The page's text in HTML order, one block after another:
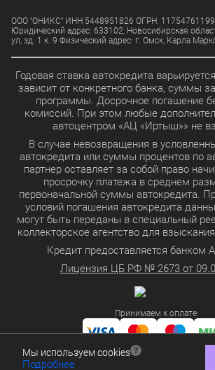
ООО "ОНИКС" ИНН 5448951826 ОГРН:
Юридический адрес: 633102, Новосибирская
ул, зд. 1 к. 9 Физический адрес: г. Омск, Карла
Годовая ставка автокредита
зависит от конкретного банка, суммы
программы. Досрочное погашение
комиссий. При этом любые
автоцентром «АЦ «Иртыш»» не
В случае невозвращения в
автокредита или суммы процентов по
партнер оставляет за собой право
просрочку платежа в среднем
первоначальной суммы автокредита.
условий погашения автокредита
могут быть переданы в специальный
коллекторское агентство для
Кредит предоставляется банком
Лицензия ЦБ РФ № 2673 от
Принимаем к оплате:
Политика в отношении обработки
Мы используем cookies
Подробнее